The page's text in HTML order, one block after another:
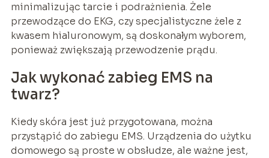
minimalizując tarcie i podrażnienia. Żele
przewodzące do EKG, czy specjalistyczne żele z
kwasem hialuronowym, są doskonałym wyborem,
ponieważ zwiększają przewodzenie prądu.
Jak wykonać zabieg EMS na
twarz?
Kiedy skóra jest już przygotowana, można
przystąpić do zabiegu EMS. Urządzenia do użytku
domowego są proste w obsłudze, ale ważne jest,